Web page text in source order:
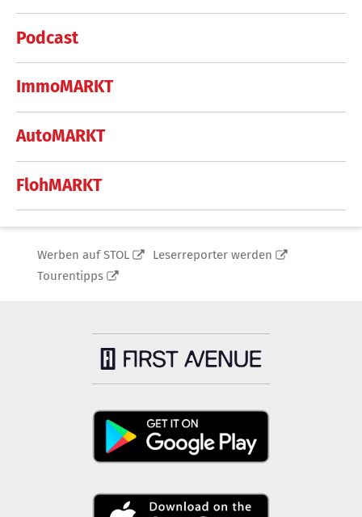
Podcast
ImmoMARKT
AutoMARKT
FlohMARKT
Werben auf STOL
Leserreporter werden
Tourentipps